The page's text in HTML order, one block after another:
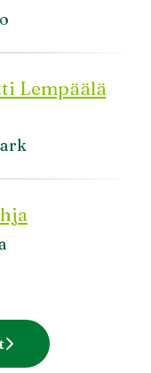
Lempäälä